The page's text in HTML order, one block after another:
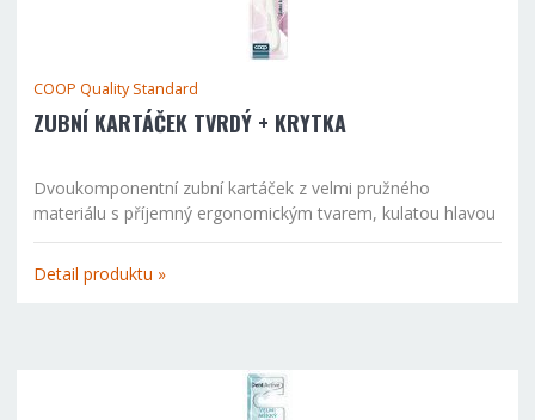
COOP Quality Standard
ZUBNÍ KARTÁČEK TVRDÝ + KRYTKA
Dvoukomponentní zubní kartáček z velmi pružného
materiálu s příjemný ergonomickým tvarem, kulatou hlavou
a praktickou krytkou. Antiskluzová plocha pro uchycení
kartáčku.
Detail produktu »